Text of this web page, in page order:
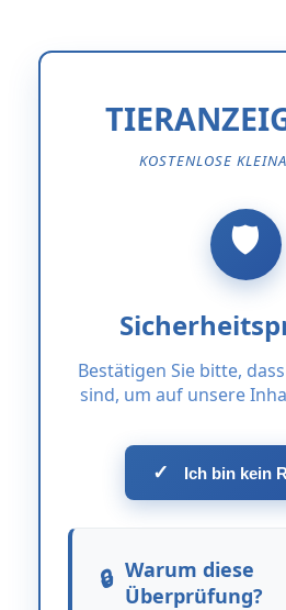
KOSTENLOSE
Bestätigen Sie bitte,
sind, um auf unsere
✓ Ich bin kein
Warum diese
Überprüfung?